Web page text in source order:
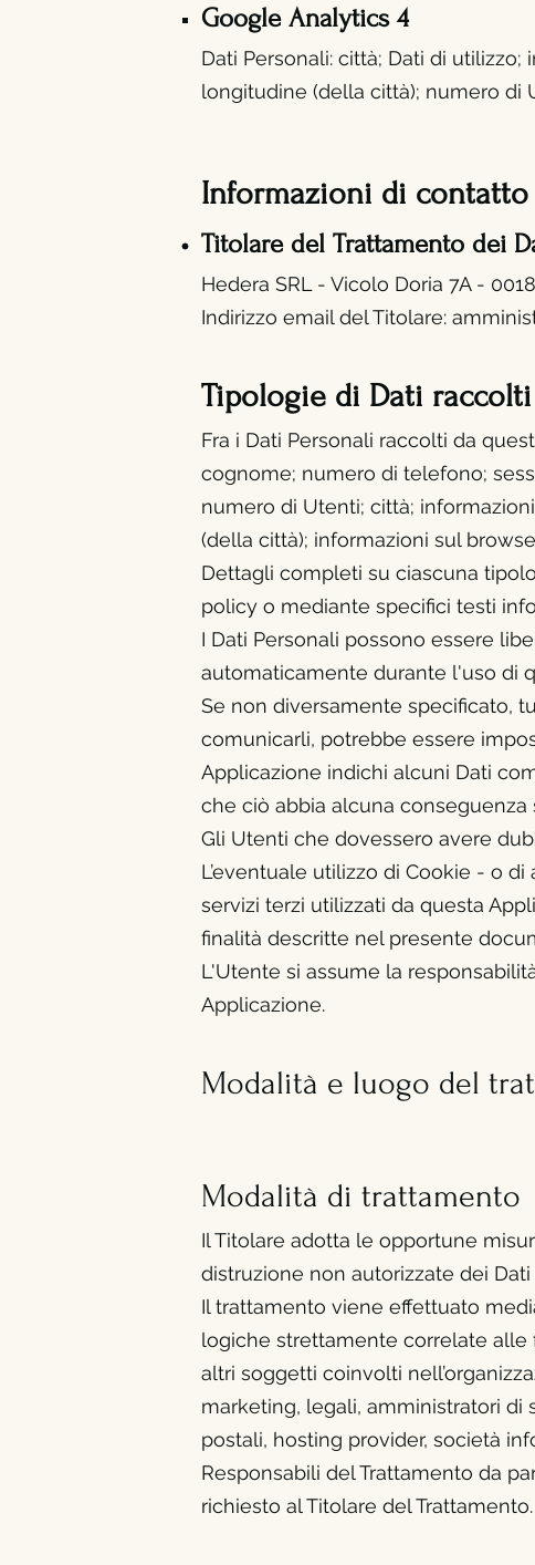
Google Analytics 4
Dati Personali: città; Dati di utilizzo;
longitudine (della città); numero di
Informazioni di contatto
Titolare del Trattamento dei D
Hedera SRL - Vicolo Doria 7A -
Indirizzo email del Titolare:
Tipologie di Dati raccolti
Fra i Dati Personali raccolti da
cognome; numero di telefono;
numero di Utenti; città;
(della città); informazioni sul
Dettagli completi su ciascuna
policy o mediante specifici testi
I Dati Personali possono essere
automaticamente durante l'uso di
Se non diversamente specificato,
comunicarli, potrebbe essere
Applicazione indichi alcuni Dati
che ciò abbia alcuna
Gli Utenti che dovessero avere
L’eventuale utilizzo di Cookie - o
servizi terzi utilizzati da questa
finalità descritte nel presente
L'Utente si assume la
Applicazione.
Modalità e luogo del
Modalità di trattamento
Il Titolare adotta le opportune
distruzione non autorizzate dei Dati
Il trattamento viene effettuato
logiche strettamente correlate alle
altri soggetti coinvolti
marketing, legali, amministratori di
postali, hosting provider, società
Responsabili del Trattamento da
richiesto al Titolare del Trattamento.